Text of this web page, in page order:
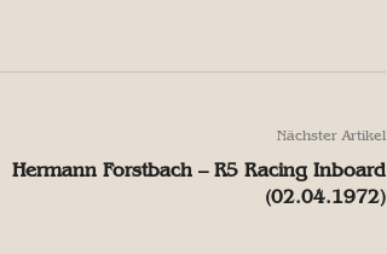
Nächster Artikel
Hermann Forstbach – R5 Racing Inboard
(02.04.1972)